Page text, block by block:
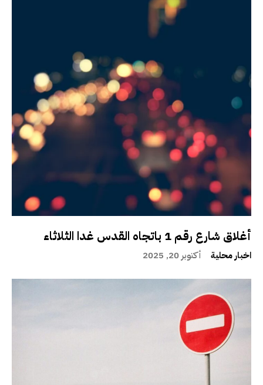
أغلاق شارع رقم 1 باتجاه القدس غدا الثلاثاء
اخبار محلية أكتوبر 20, 2025